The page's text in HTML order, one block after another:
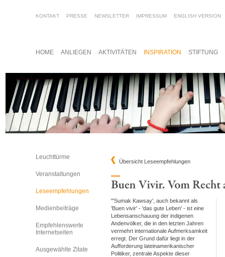
HOME ANLIEGEN AKTIVITÄTEN INSPIRATION STIFTUNG
Leuchttürme
Veranstaltungen
Leseempfehlungen
Medienbeiträge
Empfehlenswerte
Internetseiten
Ausgewählte Zitate
Übersicht Leseempfehlungen
"'Sumak Kawsay', auch bekannt als
'Buen vivir' - 'das gute Leben' - ist eine
Lebensanschauung der indigenen
Andenvölker, die in den letzten Jahren
vermehrt internationale Aufmerksamkeit
erregt. Der Grund dafür liegt in der
Aufforderung lateinamerikanischer
Politiker, zentrale Aspekte dieser
KONTAKT PRESSE NEWSLETTER IMPRESSUM ENGLISH VERSION